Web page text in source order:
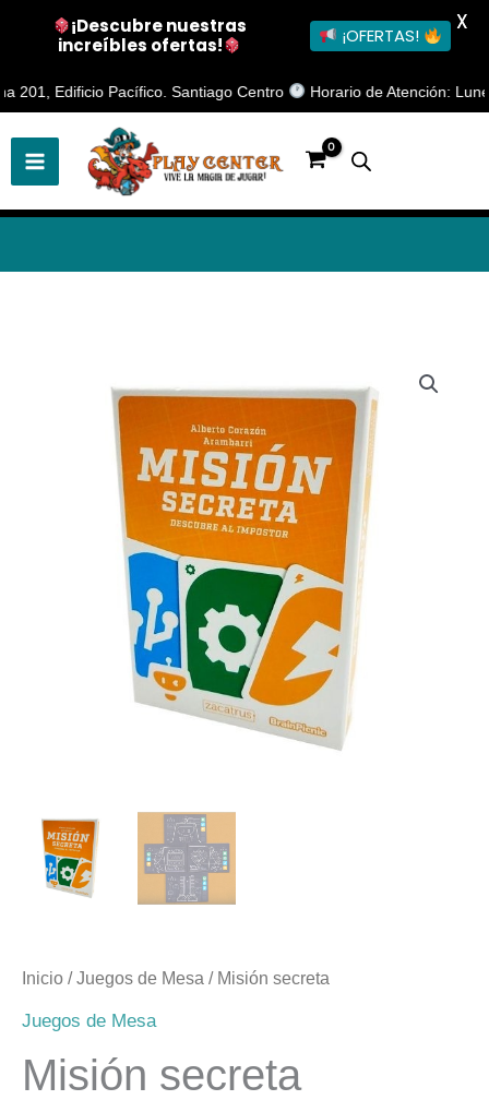
Edificio Pacífico. Santiago Centro Horario de Atención: Lunes a
al
contenido
Inicio /Juegos de Mesa / Misión secreta
Juegos de Mesa
Misión secreta
¡Descubre nuestras
increíbles ofertas!
¡OFERTAS!
X